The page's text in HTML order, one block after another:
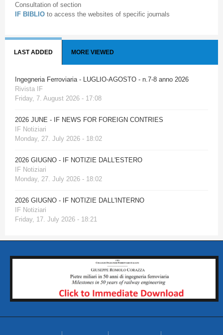
Consultation of section
IF BIBLIO to access the websites of specific journals
LAST ADDED MORE VIEWED
Ingegneria Ferroviaria - LUGLIO-AGOSTO - n.7-8 anno 2026
Rivista IF
Friday, 7. August 2026 - 17:08
2026 JUNE - IF NEWS FOR FOREIGN CONTRIES
IF Notiziari
Monday, 27. July 2026 - 18:02
2026 GIUGNO - IF NOTIZIE DALL'ESTERO
IF Notiziari
Monday, 27. July 2026 - 18:02
2026 GIUGNO - IF NOTIZIE DALL'INTERNO
IF Notiziari
Friday, 17. July 2026 - 18:21